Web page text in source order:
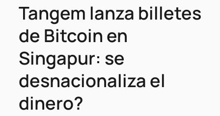
Tangem lanza billetes
de Bitcoin en
Singapur: se
desnacionaliza el
dinero?